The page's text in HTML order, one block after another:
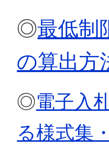
◎最低制
の算出方
◎電子入
る様式集